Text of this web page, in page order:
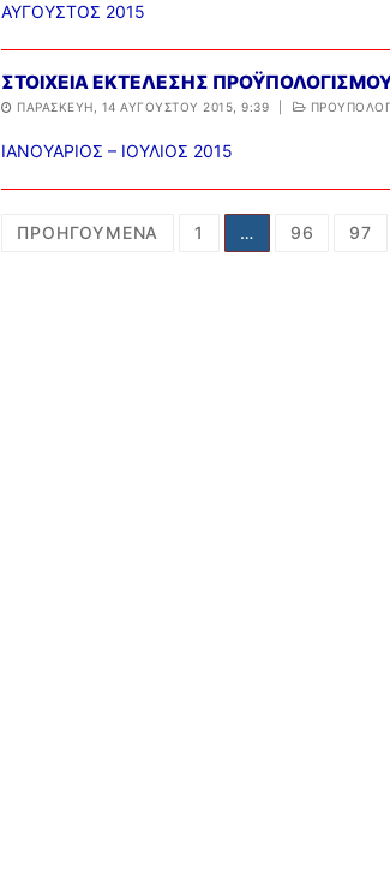
ΑΥΓΟΥΣΤΟΣ 2015
ΣΤΟΙΧΕΙΑ ΕΚΤΕΛΕΣΗΣ ΠΡΟΫΠΟΛΟΓΙΣΜΟΥ
ΠΑΡΑΣΚΕΥΉ, 14 ΑΥΓΟΎΣΤΟΥ 2015, 9:39
ΙΑΝΟΥΑΡΙΟΣ – ΙΟΥΛΙΟΣ 2015
Σελιδοποίηση
ΠΡΟΗΓΟΎΜΕΝΑ 1 … 96 97